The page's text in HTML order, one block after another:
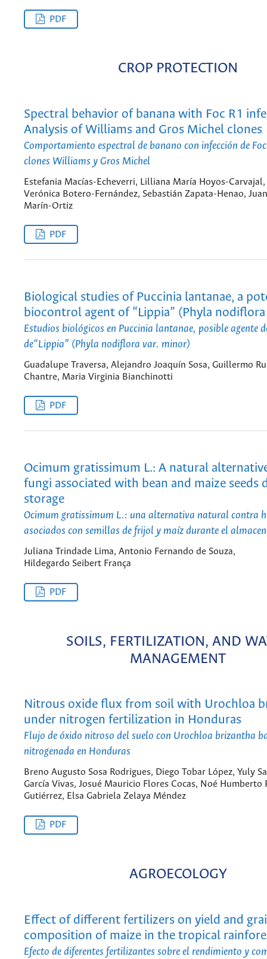
PDF
CROP PROTECTION
Spectral behavior of banana with Foc R1
Analysis of Williams and Gros Michel clones
Comportamiento espectral de banano con infección de
clones Williams y Gros Michel
Estefania Macías-Echeverri, Lilliana María Hoyos-Carvajal,
Verónica Botero-Fernández, Sebastián Zapata-Henao,
Marín-Ortiz
PDF
Biological studies of Puccinia lantanae, a
biocontrol agent of “Lippia” (Phyla
Estudios biológicos en Puccinia lantanae, posible agente
de“Lippia” (Phyla nodiflora var. minor)
Guadalupe Traversa, Alejandro Joaquín Sosa, Guillermo
Chantre, Maria Virginia Bianchinotti
PDF
Ocimum gratissimum L.: A natural
fungi associated with bean and maize seeds
storage
Ocimum gratissimum L.: una alternativa natural contra
asociados con semillas de frijol y maíz durante el
Juliana Trindade Lima, Antonio Fernando de Souza,
Hildegardo Seibert França
PDF
SOILS, FERTILIZATION, AND
MANAGEMENT
Nitrous oxide flux from soil with Urochloa
under nitrogen fertilization in Honduras
Flujo de óxido nitroso del suelo con Urochloa brizantha
nitrogenada en Honduras
Breno Augusto Sosa Rodrigues, Diego Tobar López, Yuly
García Vivas, Josué Mauricio Flores Cocas, Noé Humberto
Gutiérrez, Elsa Gabriela Zelaya Méndez
PDF
AGROECOLOGY
Effect of different fertilizers on yield and
composition of maize in the tropical
Efecto de diferentes fertilizantes sobre el rendimiento y